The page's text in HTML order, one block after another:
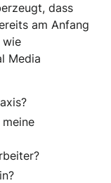
dass
am Anfang
wie
Media